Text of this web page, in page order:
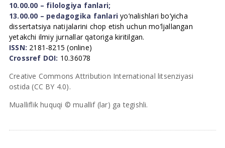
10.00.00 – filologiya fanlari;
13.00.00 – pedagogika fanlari yo’nalishlari bo’yicha
dissertatsiya natijalarini chop etish uchun mo’ljallangan
yetakchi ilmiy jurnallar qatoriga kiritilgan.
ISSN: 2181-8215 (online)
Crossref DOI: 10.36078
Creative Commons Attribution International litsenziyasi
ostida (CC BY 4.0).
Mualliflik huquqi © muallif (lar) ga tegishli.